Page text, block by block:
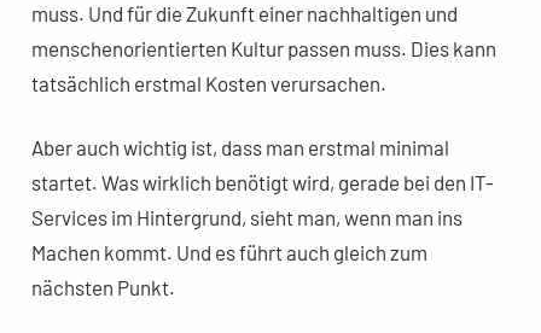
muss. Und für die Zukunft einer nachhaltigen und
menschenorientierten Kultur passen muss. Dies kann
tatsächlich erstmal Kosten verursachen.
Aber auch wichtig ist, dass man erstmal minimal
startet. Was wirklich benötigt wird, gerade bei den IT-
Services im Hintergrund, sieht man, wenn man ins
Machen kommt. Und es führt auch gleich zum
nächsten Punkt.